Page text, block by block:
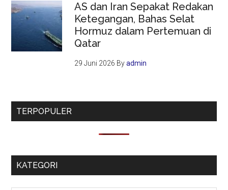
AS dan Iran Sepakat Redakan
Ketegangan, Bahas Selat
Hormuz dalam Pertemuan di
Qatar
29 Juni 2026 Byadmin
TERPOPULER
KATEGORI